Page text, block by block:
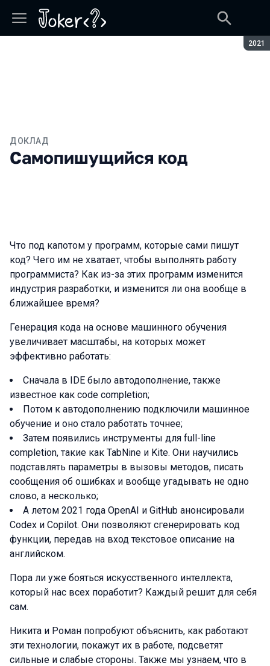
2021
ДОКЛАД
Самопишущийся код
Что под капотом у программ, которые сами пишут
код? Чего им не хватает, чтобы выполнять работу
программиста? Как из-за этих программ изменится
индустрия разработки, и изменится ли она вообще в
ближайшее время?
Генерация кода на основе машинного обучения
увеличивает масштабы, на которых может
эффективно работать:
Сначала в IDE было автодополнение, также
известное как code completion;
Потом к автодополнению подключили машинное
обучение и оно стало работать точнее;
Затем появились инструменты для full-line
completion, такие как TabNine и Kite. Они научились
подставлять параметры в вызовы методов, писать
сообщения об ошибках и вообще угадывать не одно
слово, а несколько;
А летом 2021 года OpenAI и GitHub анонсировали
Codex и Copilot. Они позволяют сгенерировать код
функции, передав на вход текстовое описание на
английском.
Пора ли уже бояться искусственного интеллекта,
который нас всех поработит? Каждый решит для себя
сам.
Никита и Роман попробуют объяснить, как работают
эти технологии, покажут их в работе, подсветят
сильные и слабые стороны. Также мы узнаем, что в